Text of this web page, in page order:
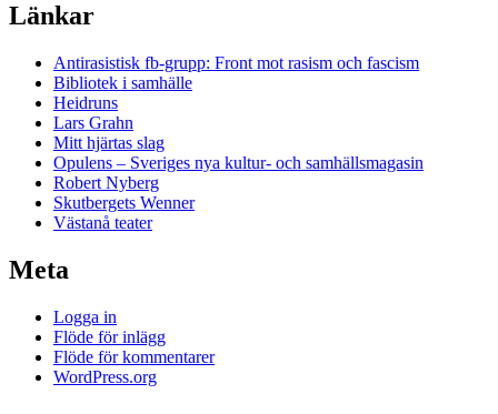
Länkar
Antirasistisk fb-grupp: Front mot rasism och fascism
Bibliotek i samhälle
Heidruns
Lars Grahn
Mitt hjärtas slag
Opulens – Sveriges nya kultur- och samhällsmagasin
Robert Nyberg
Skutbergets Wenner
Västanå teater
Meta
Logga in
Flöde för inlägg
Flöde för kommentarer
WordPress.org